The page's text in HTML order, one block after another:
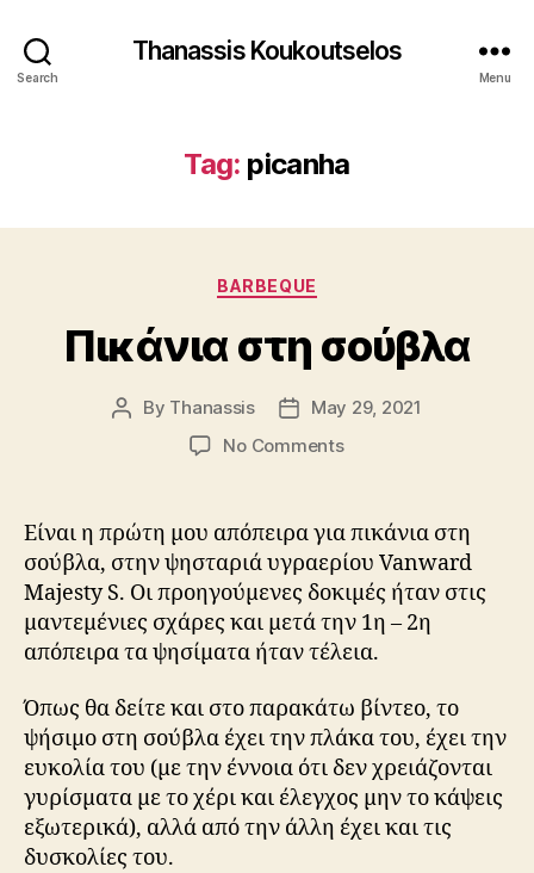
Search
Thanassis Koukoutselos
Menu
Tag: picanha
Categories
BARBEQUE
Πικάνια στη σούβλα
Post
By Thanassis
PostMay 29, 2021
No Commentson
σούβλα
Είναι η πρώτη μου απόπειρα για πικάνια στη
σούβλα, στην ψησταριά υγραερίου Vanward
Majesty S. Οι προηγούμενες δοκιμές ήταν στις
μαντεμένιες σχάρες και μετά την 1η – 2η
απόπειρα τα ψησίματα ήταν τέλεια.
Όπως θα δείτε και στο παρακάτω βίντεο, το
ψήσιμο στη σούβλα έχει την πλάκα του, έχει την
ευκολία του (με την έννοια ότι δεν χρειάζονται
γυρίσματα με το χέρι και έλεγχος μην το κάψεις
εξωτερικά), αλλά από την άλλη έχει και τις
δυσκολίες του.